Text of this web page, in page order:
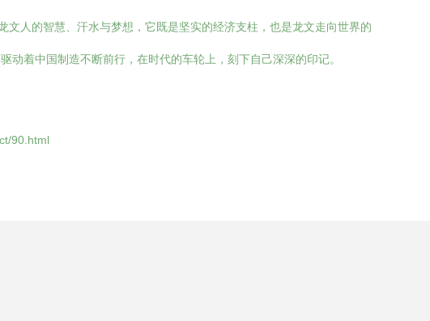
人的智慧、汗水与梦想，它既是坚实的经济支柱，也是龙文走向世界的
着中国制造不断前行，在时代的车轮上，刻下自己深深的印记。
90.html